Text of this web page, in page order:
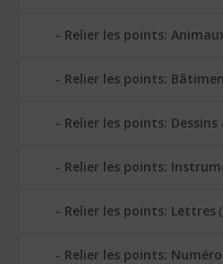
Relier les points:
Relier les points:
Relier les points: Dessins
Relier les points:
Relier les points: Lettres
Relier les points: